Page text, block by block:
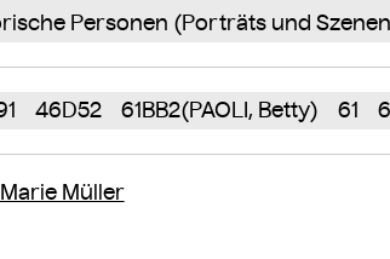
Personen (Porträts und
46D52 61BB2(PAOLI, Betty) 61
Müller